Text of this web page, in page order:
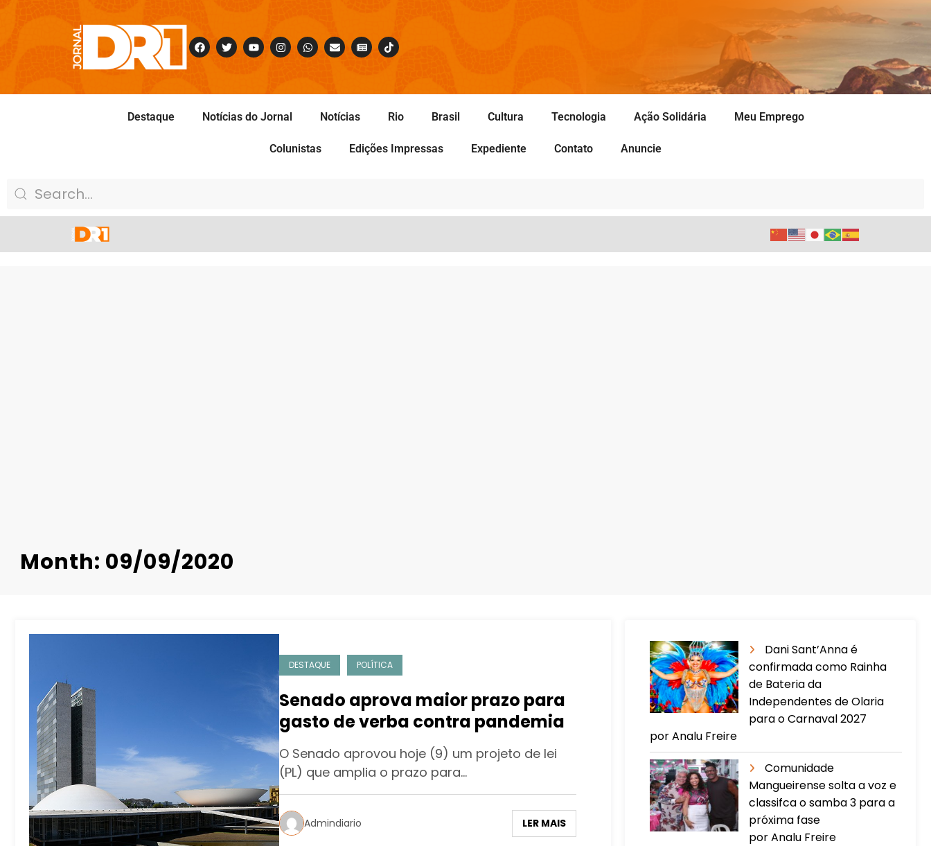
Destaque Notícias do Jornal Notícias Rio Brasil Cultura Tecnologia Ação Solidária Meu Emprego
Colunistas Edições Impressas Expediente Contato Anuncie
Month: 09/09/2020
DESTAQUE POLÍTICA
Senado aprova maior prazo para
gasto de verba contra pandemia
O Senado aprovou hoje (9) um projeto de lei
(PL) que amplia o prazo para…
Admindiario LER MAIS
Dani Sant’Anna é
confirmada como Rainha
de Bateria da
Independentes de Olaria
para o Carnaval 2027
por Analu Freire
Comunidade
Mangueirense solta a voz e
classifca o samba 3 para a
próxima fase
por Analu Freire